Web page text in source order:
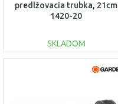
predlžovacia trubka, 21cm
1420-20
SKLADOM
DO KOŠÍKA